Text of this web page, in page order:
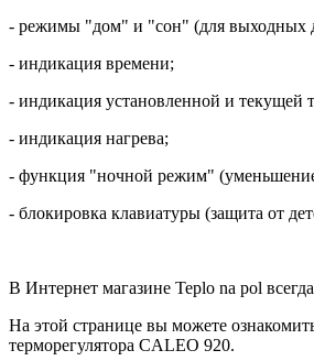
- режимы "дом" и "сон" (для выходных
- индикация времени;
- индикация установленной и текущей
- индикация нагрева;
- функция "ночной режим"
- блокировка клавиатуры (защита от
В Интернет магазине Teplo na pol
На этой странице вы можете
терморегулятора CALEO 920.